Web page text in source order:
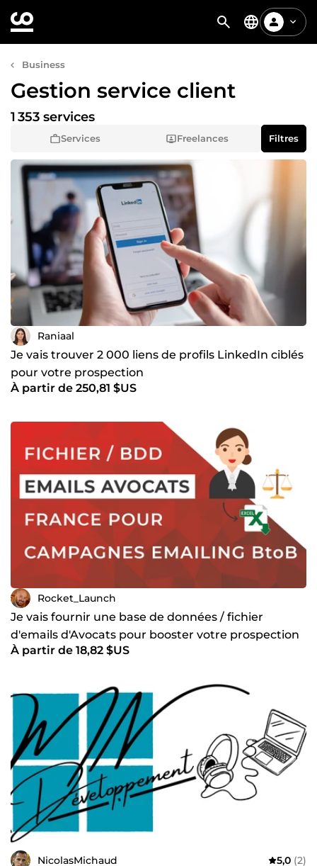
Business
Gestion service client
Services Freelances
1 353 services
Filtres
Raniaal
Je vais trouver 2 000 liens de profils LinkedIn ciblés
pour votre prospection
À partir de 250,81 $US
Rocket_Launch
Je vais fournir une base de données / fichier
d'emails d'Avocats pour booster votre prospection
BtoB
À partir de 18,82 $US
NicolasMichaud 5,0 (2)